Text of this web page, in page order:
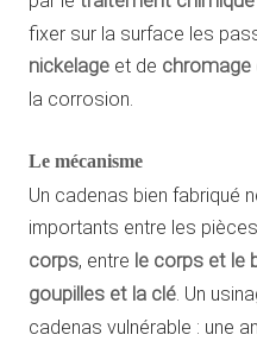
fixer sur la surface les
nickelage et de chromage
la corrosion.
Le mécanisme
Un cadenas bien fabriqué
importants entre les
corps, entre le corps et le
goupilles et la clé. Un
cadenas vulnérable : une